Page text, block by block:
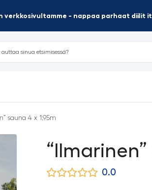
- nappaa parhaat diilit
sauna 4 x 1,95m
“Ilmarinen”
0.0